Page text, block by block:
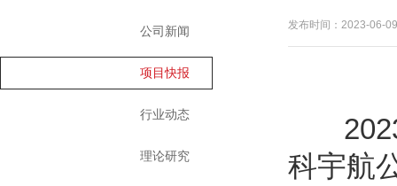
公司新闻
项目快报
行业动态
理论研究
发布时间：2023-06-09
2023
科宇航